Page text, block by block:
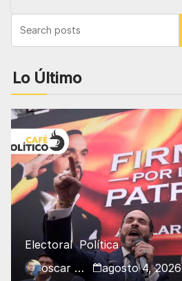
Lo Último
Electoral Política
oscar charry
agosto 4, 2026